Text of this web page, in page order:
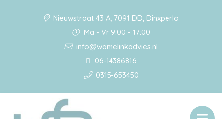
Nieuwstraat 43 A, 7091 DD, Dinxperlo
Ma - Vr 9:00 - 17:00
info@wamelinkadvies.nl
06-14386816
0315-653450